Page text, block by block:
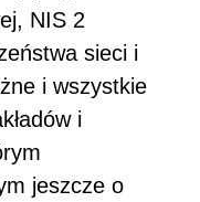
NIS 2
sieci i
i wszystkie
i
jeszcze o